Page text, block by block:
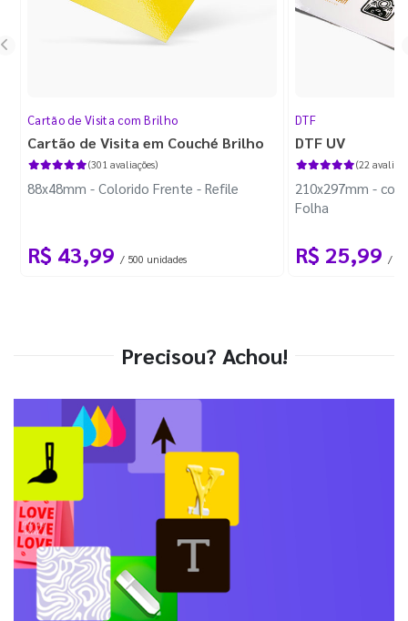
Cartão de Visita com Brilho
Cartão de Visita em Couché Brilho
(301 avaliações)
88x48mm - Colorido Frente - Refile
R$ 43,99 / 500 unidades
DTF
DTF UV
(22
210x297mm -
Folha
R$ 25,99 / 1
Precisou? Achou!